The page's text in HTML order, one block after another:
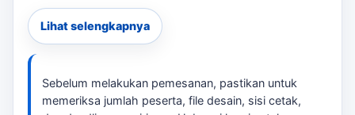
Sebagai pembanding internal,
dipakai untuk melihat opsi layanan lain sebelum finalisasi
kebutuhan.
Risiko Jika Salah Memilih
Memilih vendor yang tidak tepat atau tidak melakukan
Lihat selengkapnya
Sebelum melakukan pemesanan, pastikan untuk
memeriksa jumlah peserta, file desain, sisi cetak,